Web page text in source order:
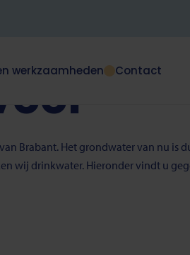
werkzaamheden Contact
Brabant. Het grondwater van nu is
wij drinkwater. Hieronder vindt u